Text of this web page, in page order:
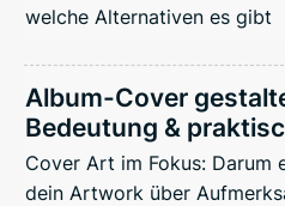
welche Alternativen es gibt
Album-Cover
Bedeutung &
Cover Art im Fokus: Darum
dein Artwork über